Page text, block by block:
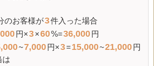
のお客様が3件入った場合
円×3×60%=36,000 円
~7,000 円×3=15,000~21,000 円
は